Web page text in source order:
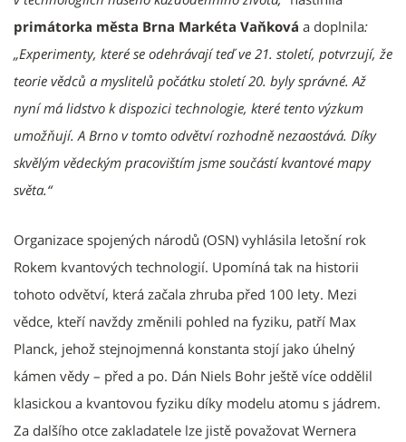
primátorka města Brna Markéta Vaňková a doplnila:
„Experimenty, které se odehrávají teď ve 21. století, potvrzují, že
teorie vědců a myslitelů počátku století 20. byly správné. Až
nyní má lidstvo k dispozici technologie, které tento výzkum
umožňují. A Brno v tomto odvětví rozhodně nezaostává. Díky
skvělým vědeckým pracovištím jsme součástí kvantové mapy
světa.“
Organizace spojených národů (OSN) vyhlásila letošní rok
Rokem kvantových technologií. Upomíná tak na historii
tohoto odvětví, která začala zhruba před 100 lety. Mezi
vědce, kteří navždy změnili pohled na fyziku, patří Max
Planck, jehož stejnojmenná konstanta stojí jako úhelný
kámen vědy – před a po. Dán Niels Bohr ještě více oddělil
klasickou a kvantovou fyziku díky modelu atomu s jádrem.
Za dalšího otce zakladatele lze jistě považovat Wernera